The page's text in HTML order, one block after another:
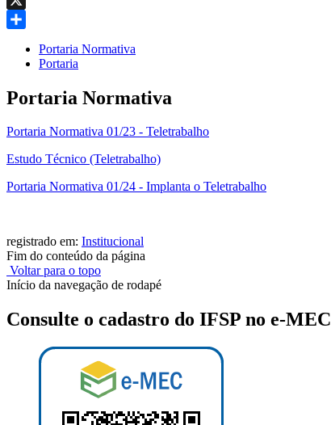
X
Portaria Normativa
Portaria
Portaria Normativa
Portaria Normativa 01/23 - Teletrabalho
Estudo Técnico (Teletrabalho)
Portaria Normativa 01/24 - Implanta o Teletrabalho
registrado em: Institucional
Fim do conteúdo da página
Voltar para o topo
Início da navegação de rodapé
Consulte o cadastro do IFSP no e-MEC